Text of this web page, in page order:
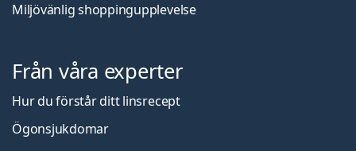
Miljövänlig shoppingupplevelse
Från våra experter
Hur du förstår ditt linsrecept
Ögonsjukdomar